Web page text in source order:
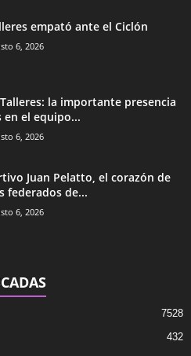
empató ante el Ciclón
6, 2026
la importante presencia
en el equipo...
6, 2026
Juan Pelatto, el corazón de
federados de...
6, 2026
7528
432